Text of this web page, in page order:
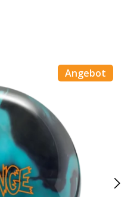
Angebot